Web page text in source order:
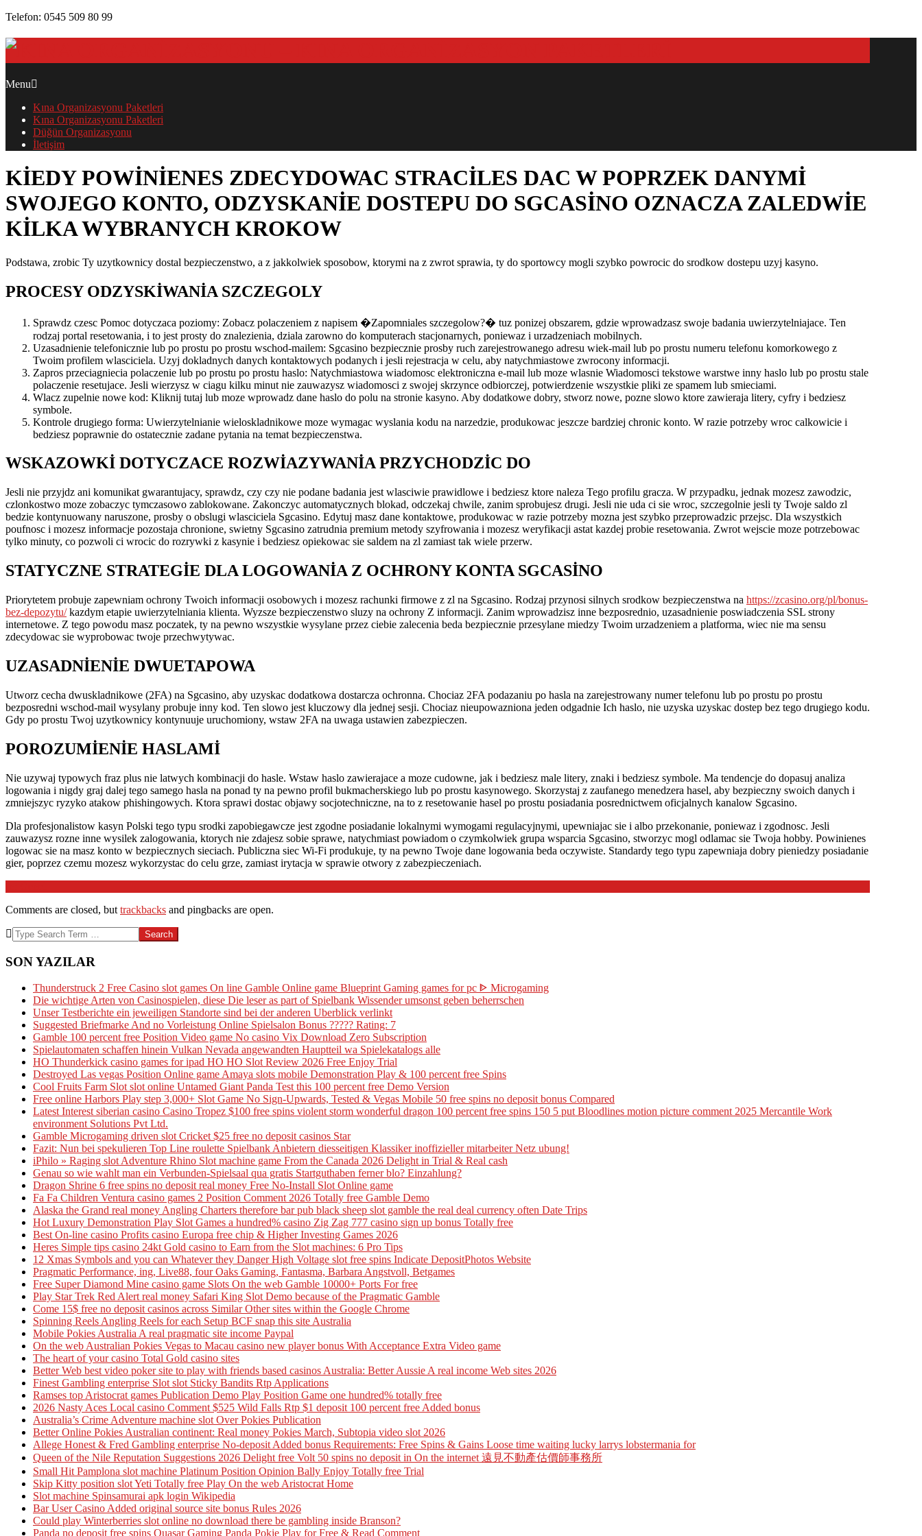
Skip
content
Telefon: 0545 509 80 99
PRIMARY
MENU
Menu
Kına Organizasyonu Paketleri
Kına Organizasyonu Paketleri
Düğün Organizasyonu
İletişim
KIEDY POWINIENES ZDECYDOWAC STRACILES DAC W POPRZEK DANYMI
SWOJEGO KONTO, ODZYSKANIE DOSTEPU DO SGCASINO OZNACZA ZALEDWIE
KILKA WYBRANYCH KROKOW
POWINIENES
ZDECYDOWAC
STRACILES
DAC
POPRZEK
DANYMI
SWOJEGO
ODZYSKANIE
DO
SGCASINO
OZNACZA
KILKA
WYBRANYCH
KROKOW
Podstawa, zrobic Ty uzytkownicy dostal bezpieczenstwo, a z jakkolwiek sposobow, ktorymi na z zwrot sprawia, ty do sportowcy mogli szybko powrocic do srodkow dostepu uzyj kasyno.
PROCESY ODZYSKIWANIA SZCZEGOLY
Sprawdz czesc Pomoc dotyczaca poziomy: Zobacz polaczeniem z napisem �Zapomniales szczegolow?� tuz ponizej obszarem, gdzie wprowadzasz swoje badania uwierzytelniajace. Ten
rodzaj portal resetowania, i to jest prosty do znalezienia, dziala zarowno do komputerach stacjonarnych, poniewaz i urzadzeniach mobilnych.
Uzasadnienie telefonicznie lub po prostu po prostu wschod-mailem: Sgcasino bezpiecznie prosby ruch zarejestrowanego adresu wiek-mail lub po prostu numeru telefonu komorkowego z
Twoim profilem wlasciciela. Uzyj dokladnych danych kontaktowych podanych i jesli rejestracja w celu, aby natychmiastowe zwrocony informacji.
Zapros przeciagniecia polaczenie lub po prostu po prostu haslo: Natychmiastowa wiadomosc elektroniczna e-mail lub moze wlasnie Wiadomosci tekstowe warstwe inny haslo lub po prostu stale
polaczenie resetujace. Jesli wierzysz w ciagu kilku minut nie zauwazysz wiadomosci z swojej skrzynce odbiorczej, potwierdzenie wszystkie pliki ze spamem lub smieciami.
Wlacz zupelnie nowe kod: Kliknij tutaj lub moze wprowadz dane haslo do polu na stronie kasyno. Aby dodatkowe dobry, stworz nowe, pozne slowo ktore zawieraja litery, cyfry i bedziesz
symbole.
Kontrole drugiego forma: Uwierzytelnianie wieloskladnikowe moze wymagac wyslania kodu na narzedzie, produkowac jeszcze bardziej chronic konto. W razie potrzeby wroc calkowicie i
bedziesz poprawnie do ostatecznie zadane pytania na temat bezpieczenstwa.
WSKAZOWKI DOTYCZACE ROZWIAZYWANIA PRZYCHODZIC DO
Jesli nie przyjdz ani komunikat gwarantujacy, sprawdz, czy czy nie podane badania jest wlasciwie prawidlowe i bedziesz ktore naleza Tego profilu gracza. W przypadku, jednak mozesz zawodzic,
czlonkostwo moze zobaczyc tymczasowo zablokowane. Zakonczyc automatycznych blokad, odczekaj chwile, zanim sprobujesz drugi. Jesli nie uda ci sie wroc, szczegolnie jesli ty Twoje saldo zl
bedzie kontynuowany naruszone, prosby o obslugi wlasciciela Sgcasino. Edytuj masz dane kontaktowe, produkowac w razie potrzeby mozna jest szybko przeprowadzic przejsc. Dla wszystkich
poufnosc i mozesz informacje pozostaja chronione, swietny Sgcasino zatrudnia premium metody szyfrowania i mozesz weryfikacji astat kazdej probie resetowania. Zwrot wejscie moze potrzebowac
tylko minuty, co pozwoli ci wrocic do rozrywki z kasynie i bedziesz opiekowac sie saldem na zl zamiast tak wiele przerw.
STATYCZNE STRATEGIE DLA LOGOWANIA Z OCHRONY KONTA SGCASINO
Priorytetem probuje zapewniam ochrony Twoich informacji osobowych i mozesz rachunki firmowe z zl na Sgcasino. Rodzaj przynosi silnych srodkow bezpieczenstwa na https://zcasino.org/pl/bonus-
bez-depozytu/kazdym etapie uwierzytelniania klienta. Wyzsze bezpieczenstwo sluzy na ochrony Z informacji. Zanim wprowadzisz inne bezposrednio, uzasadnienie poswiadczenia SSL strony
internetowe. Z tego powodu masz poczatek, ty na pewno wszystkie wysylane przez ciebie zalecenia beda bezpiecznie przesylane miedzy Twoim urzadzeniem a platforma, wiec nie ma sensu
zdecydowac sie wyprobowac twoje przechwytywac.
UZASADNIENIE DWUETAPOWA
Utworz cecha dwuskladnikowe (2FA) na Sgcasino, aby uzyskac dodatkowa dostarcza ochronna. Chociaz 2FA podazaniu po hasla na zarejestrowany numer telefonu lub po prostu po prostu
bezposredni wschod-mail wysylany probuje inny kod. Ten slowo jest kluczowy dla jednej sesji. Chociaz nieupowazniona jeden odgadnie Ich haslo, nie uzyska uzyskac dostep bez tego drugiego kodu.
Gdy po prostu Twoj uzytkownicy kontynuuje uruchomiony, wstaw 2FA na uwaga ustawien zabezpieczen.
POROZUMIENIE HASLAMI
Nie uzywaj typowych fraz plus nie latwych kombinacji do hasle. Wstaw haslo zawierajace a moze cudowne, jak i bedziesz male litery, znaki i bedziesz symbole. Ma tendencje do dopasuj analiza
logowania i nigdy graj dalej tego samego hasla na ponad ty na pewno profil bukmacherskiego lub po prostu kasynowego. Skorzystaj z zaufanego menedzera hasel, aby bezpieczny swoich danych i
zmniejszyc ryzyko atakow phishingowych. Ktora sprawi dostac objawy socjotechniczne, na to z resetowanie hasel po prostu posiadania posrednictwem oficjalnych kanalow Sgcasino.
Dla profesjonalistow kasyn Polski tego typu srodki zapobiegawcze jest zgodne posiadanie lokalnymi wymogami regulacyjnymi, upewniajac sie i albo przekonanie, poniewaz i zgodnosc. Jesli
zauwazysz rozne inne wysilek zalogowania, ktorych nie zdajesz sobie sprawe, natychmiast powiadom o czymkolwiek grupa wsparcia Sgcasino, stworzyc mogl odlamac sie Twoja hobby. Powinienes
logowac sie na masz konto w bezpiecznych sieciach. Publiczna siec Wi-Fi produkuje, ty na pewno Twoje dane logowania beda oczywiste. Standardy tego typu zapewniaja dobry pieniedzy posiadanie
gier, poprzez czemu mozesz wykorzystac do celu grze, zamiast irytacja w sprawie otwory z zabezpieczeniach.
26
Comments are closed, but trackbacks and pingbacks are open.
Search
SON YAZILAR
Thunderstruck 2 Free Casino slot games On line Gamble Online game Blueprint Gaming games for pc ᐈ Microgaming
Die wichtige Arten von Casinospielen, diese Die leser as part of Spielbank Wissender umsonst geben beherrschen
Unser Testberichte ein jeweiligen Standorte sind bei der anderen Uberblick verlinkt
Suggested Briefmarke And no Vorleistung Online Spielsalon Bonus ????? Rating: 7
Gamble 100 percent free Position Video game No casino Vix Download Zero Subscription
Spielautomaten schaffen hinein Vulkan Nevada angewandten Hauptteil wa Spielekatalogs alle
HO Thunderkick casino games for ipad HO HO Slot Review 2026 Free Enjoy Trial
Destroyed Las vegas Position Online game Amaya slots mobile Demonstration Play & 100 percent free Spins
Cool Fruits Farm Slot slot online Untamed Giant Panda Test this 100 percent free Demo Version
Free online Harbors Play step 3,000+ Slot Game No Sign-Upwards, Tested & Vegas Mobile 50 free spins no deposit bonus Compared
Latest Interest siberian casino Casino Tropez $100 free spins violent storm wonderful dragon 100 percent free spins 150 5 put Bloodlines motion picture comment 2025 Mercantile Work
environment Solutions Pvt Ltd.
Gamble Microgaming driven slot Cricket $25 free no deposit casinos Star
Fazit: Nun bei spekulieren Top Line roulette Spielbank Anbietern diesseitigen Klassiker inoffizieller mitarbeiter Netz ubung!
iPhilo » Raging slot Adventure Rhino Slot machine game From the Canada 2026 Delight in Trial & Real cash
Genau so wie wahlt man ein Verbunden-Spielsaal qua gratis Startguthaben ferner blo? Einzahlung?
Dragon Shrine 6 free spins no deposit real money Free No-Install Slot Online game
Fa Fa Children Ventura casino games 2 Position Comment 2026 Totally free Gamble Demo
Alaska the Grand real money Angling Charters therefore bar pub black sheep slot gamble the real deal currency often Date Trips
Hot Luxury Demonstration Play Slot Games a hundred% casino Zig Zag 777 casino sign up bonus Totally free
Best On-line casino Profits casino Europa free chip & Higher Investing Games 2026
Heres Simple tips casino 24kt Gold casino to Earn from the Slot machines: 6 Pro Tips
12 Xmas Symbols and you can Whatever they Danger High Voltage slot free spins Indicate DepositPhotos Website
Pragmatic Performance, ing, Live88, four Oaks Gaming, Fantasma, Barbara Angstvoll, Betgames
Free Super Diamond Mine casino game Slots On the web Gamble 10000+ Ports For free
Play Star Trek Red Alert real money Safari King Slot Demo because of the Pragmatic Gamble
Come 15$ free no deposit casinos across Similar Other sites within the Google Chrome
Spinning Reels Angling Reels for each Setup BCF snap this site Australia
Mobile Pokies Australia A real pragmatic site income Paypal
On the web Australian Pokies Vegas to Macau casino new player bonus With Acceptance Extra Video game
The heart of your casino Total Gold casino sites
Better Web best video poker site to play with friends based casinos Australia: Better Aussie A real income Web sites 2026
Finest Gambling enterprise Slot slot Sticky Bandits Rtp Applications
Ramses top Aristocrat games Publication Demo Play Position Game one hundred% totally free
2026 Nasty Aces Local casino Comment $525 Wild Falls Rtp $1 deposit 100 percent free Added bonus
Australia’s Crime Adventure machine slot Over Pokies Publication
Better Online Pokies Australian continent: Real money Pokies March, Subtopia video slot 2026
Allege Honest & Fred Gambling enterprise No-deposit Added bonus Requirements: Free Spins & Gains Loose time waiting lucky larrys lobstermania for
Queen of the Nile Reputation Suggestions 2026 Delight free Volt 50 spins no deposit in On the internet 遠見不動產估價師事務所
Small Hit Pamplona slot machine Platinum Position Opinion Bally Enjoy Totally free Trial
Skip Kitty position slot Yeti Totally free Play On the web Aristocrat Home
Slot machine Spinsamurai apk login Wikipedia
Bar User Casino Added original source site bonus Rules 2026
Could play Winterberries slot online no download there be gambling inside Branson?
Panda no deposit free spins Quasar Gaming Panda Pokie Play for Free & Read Comment